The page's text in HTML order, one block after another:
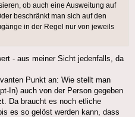
ob auch eine Ausweitung auf
beschränkt man sich auf den
in der Regel nur von jeweils
- aus meiner Sicht jedenfalls, da
Punkt an: Wie stellt man
In) auch von der Person gegeben
Da braucht es noch etliche
es so gelöst werden kann, dass